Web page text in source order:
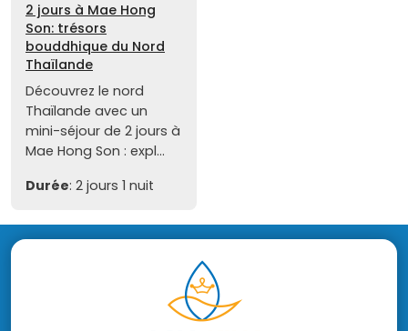
2 jours à Mae Hong
Son: trésors
bouddhique du Nord
Thaïlande
Découvrez le nord
Thaïlande avec un
mini-séjour de 2 jours à
Mae Hong Son : expl...
Durée: 2 jours 1 nuit